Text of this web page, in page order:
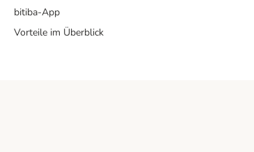
bitiba-App
Vorteile im Überblick